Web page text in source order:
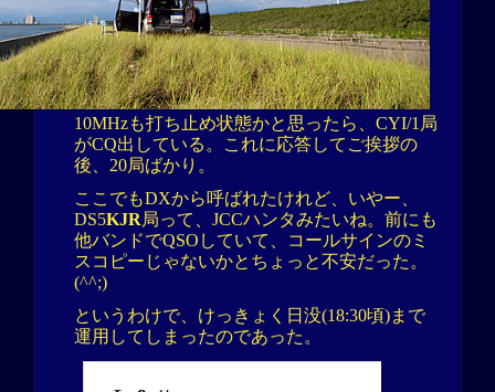
10MHzも打ち止め状態かと思ったら、CYI/1局
がCQ出している。これに応答してご挨拶の
後、20局ばかり。
ここでもDXから呼ばれたけれど、いやー、
DS5KJR局って、JCCハンタみたいね。前にも
他バンドでQSOしていて、コールサインのミ
スコピーじゃないかとちょっと不安だった。
(^^;)
というわけで、けっきょく日没(18:30頃)まで
運用してしまったのであった。